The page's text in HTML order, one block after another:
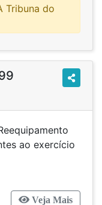
Tribuna do
ao exercício
1995.
Veja Mais